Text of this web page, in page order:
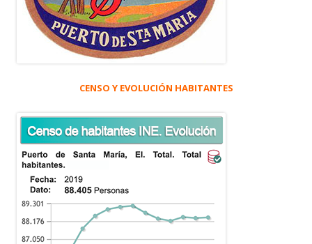
CENSO Y EVOLUCIÓN HABITANTES